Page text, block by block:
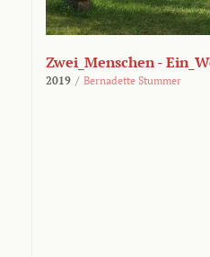
Zwei_Menschen -
2019 / Bernadette Stummer